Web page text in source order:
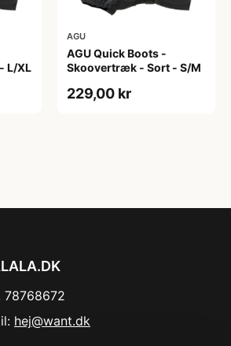
L/XL
AGU
AGU Quick Boots -
Skoovertræk - Sort - S/M
229,00 kr
78768672
hej@want.dk